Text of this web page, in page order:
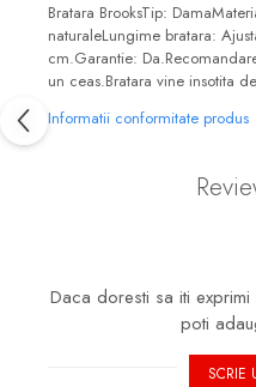
Bratara BrooksTip:
naturaleLungime bratara:
cm.Garantie:
un ceas.Bratara vine insotita
Informatii conformitate produs
Daca doresti sa iti
poti
SCRIE